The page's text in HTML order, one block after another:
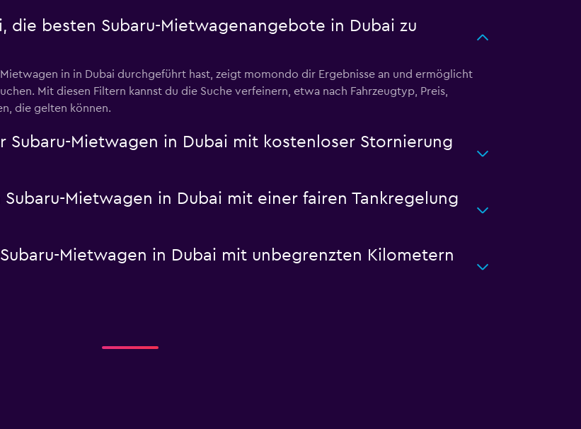
Preise prüfen
besten Subaru-Mietwagenangebote in Dubai zu
in in Dubai durchgeführt hast, zeigt momondo dir Ergebnisse an und ermöglicht
Mit diesen Filtern kannst du die Suche verfeinern, etwa nach Fahrzeugtyp, Preis,
die gelten können.
Mietwagen in Dubai mit kostenloser Stornierung
Mietwagen in Dubai mit einer fairen Tankregelung
Mietwagen in Dubai mit unbegrenzten Kilometern